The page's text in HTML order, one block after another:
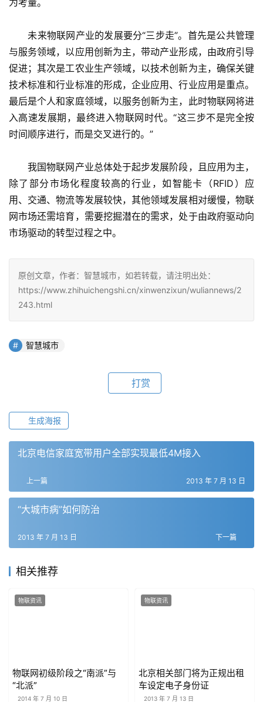
为考量。
未来物联网产业的发展要分“三步走”。首先是公共管理
与服务领域，以应用创新为主，带动产业形成，由政府引导
促进；其次是工农业生产领域，以技术创新为主，确保关键
技术标准和行业标准的形成，企业应用、行业应用是重点。
最后是个人和家庭领域，以服务创新为主，此时物联网将进
入高速发展期，最终进入物联网时代。“这三步不是完全按
时间顺序进行，而是交叉进行的。”
我国物联网产业总体处于起步发展阶段，且应用为主，
除了部分市场化程度较高的行业，如智能卡（RFID）应
用、交通、物流等发展较快，其他领域发展相对缓慢，物联
网市场还需培育，需要挖掘潜在的需求，处于由政府驱动向
市场驱动的转型过程之中。
原创文章，作者：智慧城市，如若转载，请注明出处：
https://www.zhihuichengshi.cn/xinwenzixun/wuliannews/2
243.html
智慧城市
打赏
生成海报
北京电信家庭宽带用户全部实现最低4M接入
上一篇 2013 年 7 月 13 日
“大城市病”如何防治
下一篇
2013 年 7 月 13 日
相关推荐
物联资讯
物联网初级阶段之“南派”与
“北派”
2014 年 7 月 10 日
物联资讯
北京相关部门将为正规出租
车设定电子身份证
2013 年 7 月 13 日